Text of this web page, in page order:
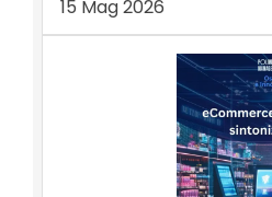
15 Mag 2026